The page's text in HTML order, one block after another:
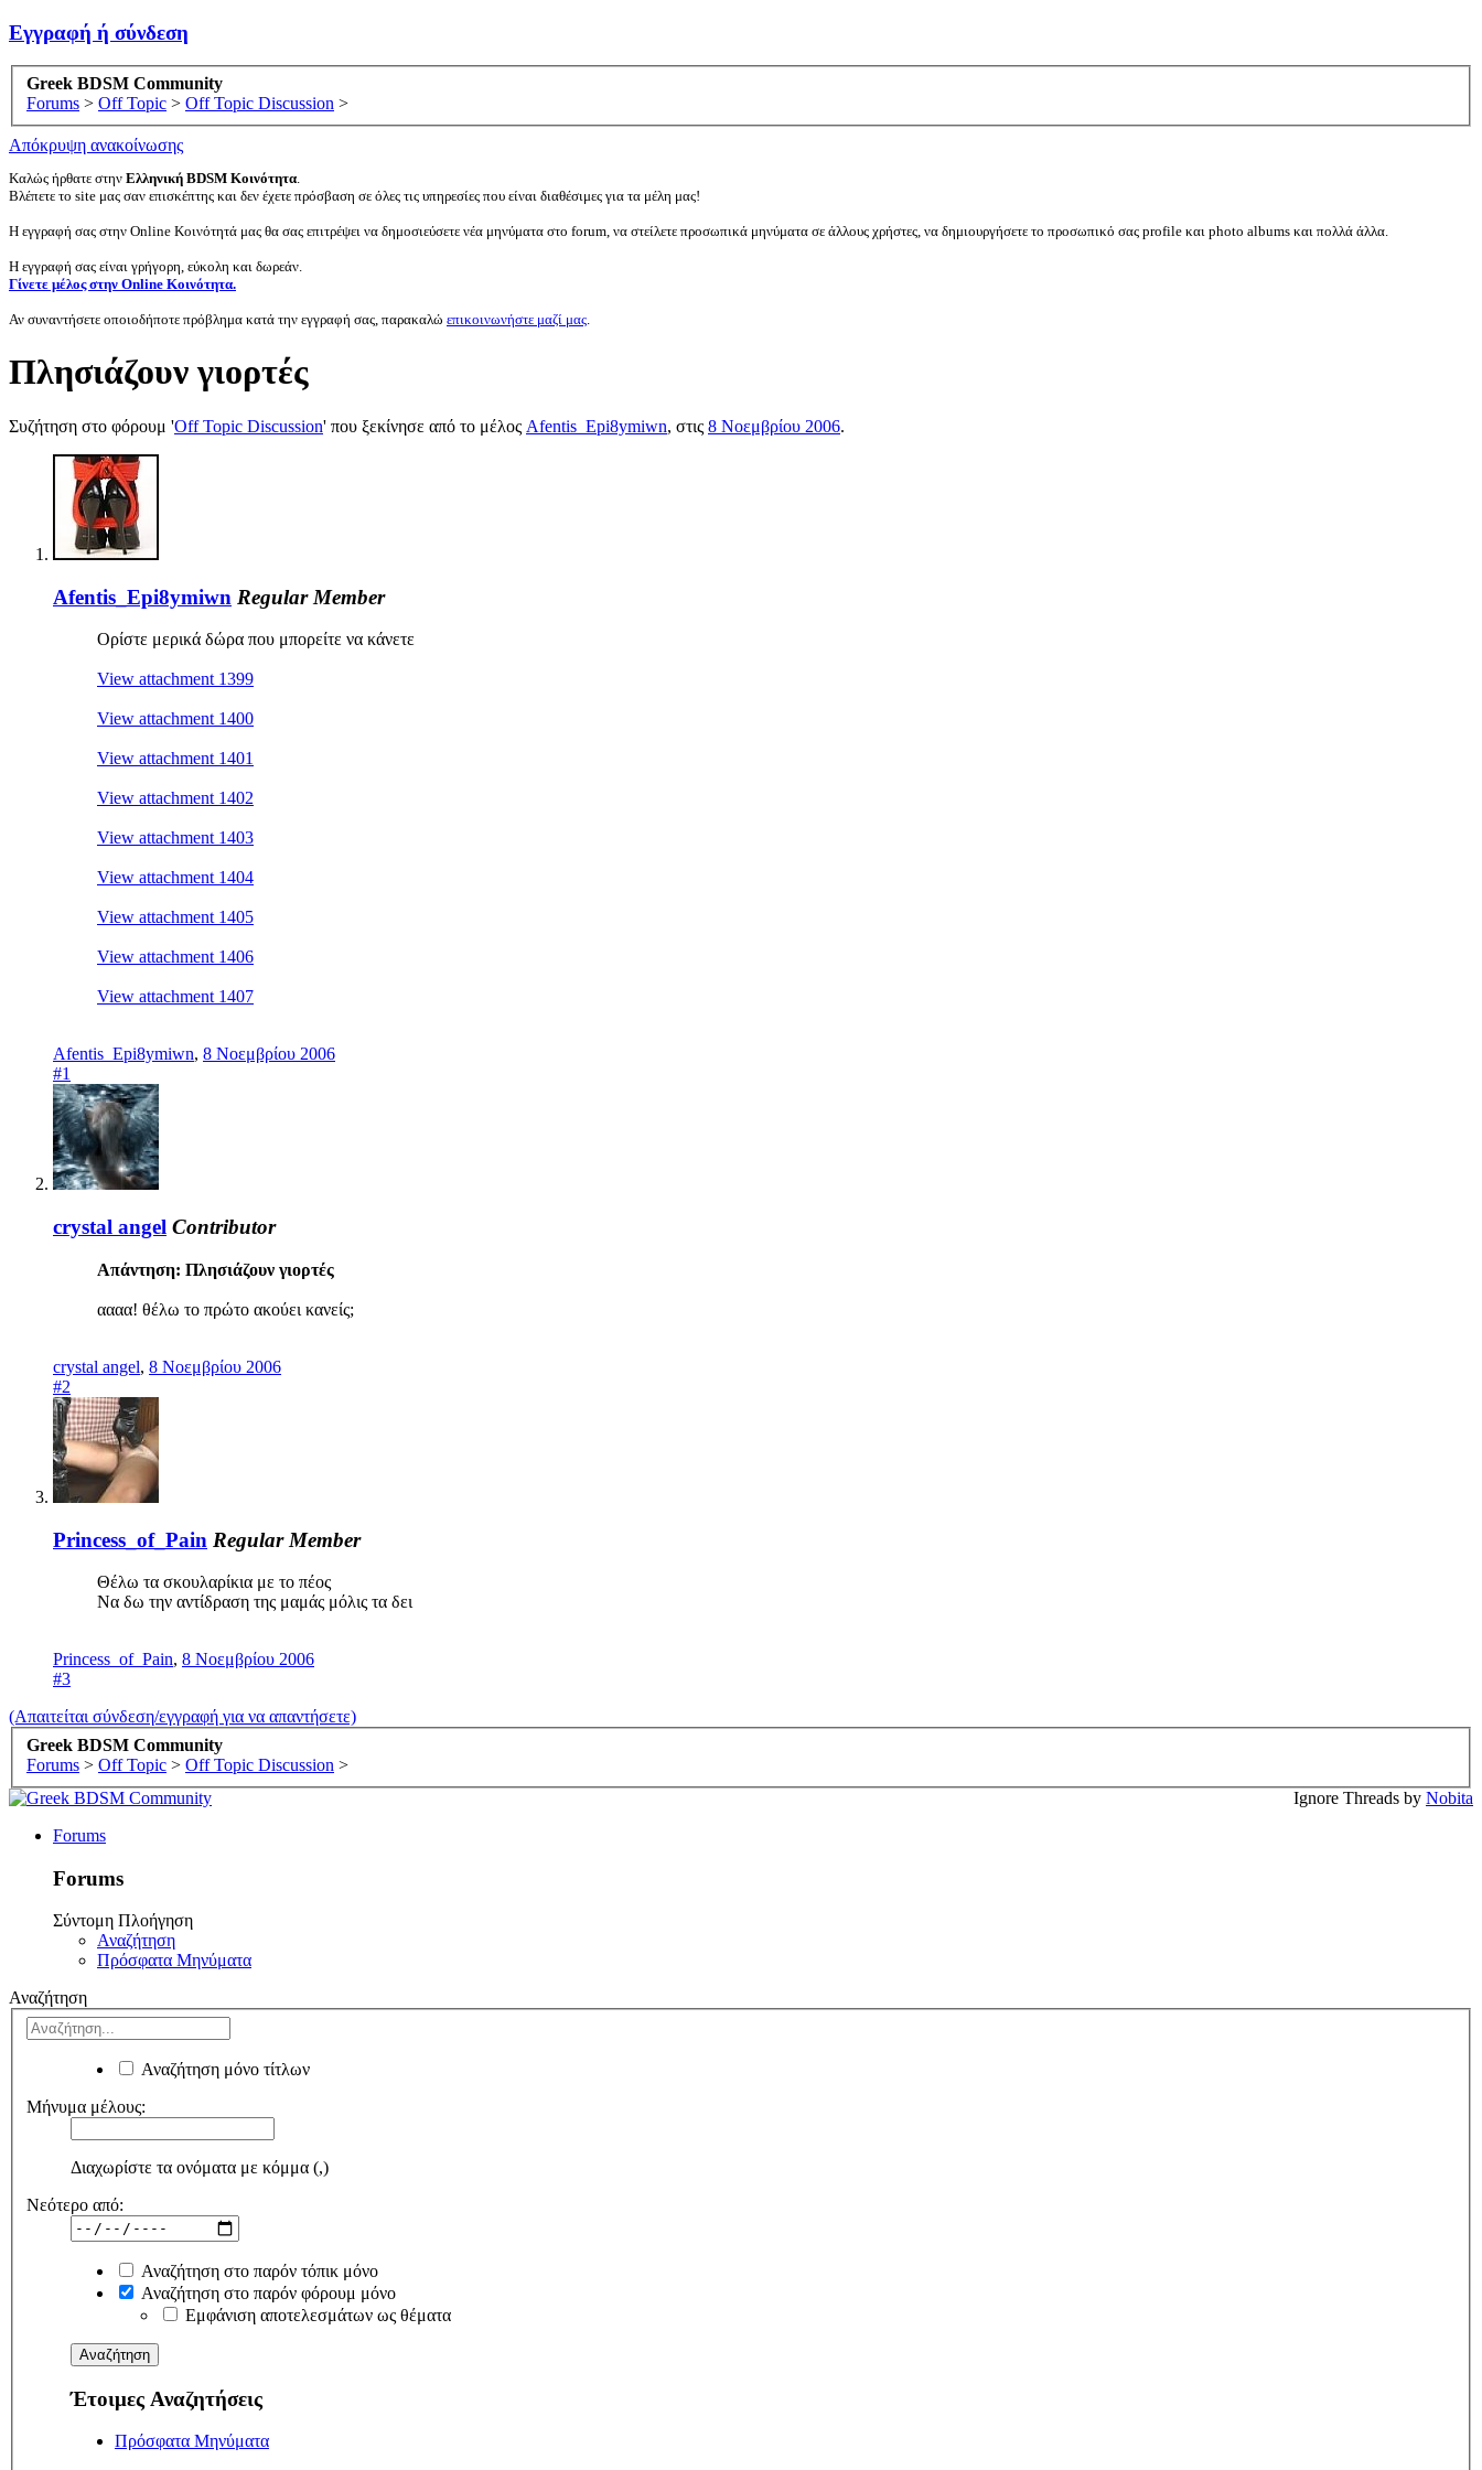
Εγγραφή ή σύνδεση
Greek BDSM Community
Forums > Off Topic > Off Topic Discussion >
Απόκρυψη ανακοίνωσης
Καλώς ήρθατε στην Ελληνική BDSM Κοινότητα.
Βλέπετε το site μας σαν επισκέπτης και δεν έχετε πρόσβαση σε όλες τις υπηρεσίες που είναι διαθέσιμες για τα μέλη μας!
Η εγγραφή σας στην Online Κοινότητά μας θα σας επιτρέψει να δημοσιεύσετε νέα μηνύματα στο forum, να στείλετε προσωπικά μηνύματα σε άλλους χρήστες, να δημιουργήσετε το προσωπικό σας profile και photo albums και πολλά άλλα.
Η εγγραφή σας είναι γρήγορη, εύκολη και δωρεάν.
Γίνετε μέλος στην Online Κοινότητα.
Αν συναντήσετε οποιοδήποτε πρόβλημα κατά την εγγραφή σας, παρακαλώ επικοινωνήστε μαζί μας.
Πλησιάζουν γιορτές
Συζήτηση στο φόρουμ 'Off Topic Discussion' που ξεκίνησε από το μέλος Afentis_Epi8ymiwn, στις 8 Νοεμβρίου 2006.
Afentis_Epi8ymiwn Regular Member
Ορίστε μερικά δώρα που μπορείτε να κάνετε
View attachment 1399
View attachment 1400
View attachment 1401
View attachment 1402
View attachment 1403
View attachment 1404
View attachment 1405
View attachment 1406
View attachment 1407
Afentis_Epi8ymiwn, 8 Νοεμβρίου 2006
#1
crystal angel Contributor
Απάντηση: Πλησιάζουν γιορτές
αααα! θέλω το πρώτο ακούει κανείς;
crystal angel, 8 Νοεμβρίου 2006
#2
Princess_of_Pain Regular Member
Θέλω τα σκουλαρίκια με το πέος
Να δω την αντίδραση της μαμάς μόλις τα δει
Princess_of_Pain, 8 Νοεμβρίου 2006
#3
(Απαιτείται σύνδεση/εγγραφή για να απαντήσετε)
Greek BDSM Community
Forums > Off Topic > Off Topic Discussion >
Ignore Threads by Nobita
Forums
Forums
Σύντομη Πλοήγηση
Αναζήτηση
Πρόσφατα Μηνύματα
Αναζήτηση
Αναζήτηση μόνο τίτλων
Μήνυμα μέλους:
Διαχωρίστε τα ονόματα με κόμμα (,)
Νεότερο από:
Αναζήτηση στο παρόν τόπικ μόνο
Αναζήτηση στο παρόν φόρουμ μόνο
Εμφάνιση αποτελεσμάτων ως θέματα
Έτοιμες Αναζητήσεις
Πρόσφατα Μηνύματα